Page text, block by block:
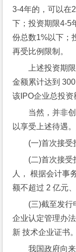
3-4年的，可以在
下；投资期限4-5
份总数1%以下；
再受比例限制。
上述投资期
金额累计达到
该IPO企业总投资
当然，并非
以享受上述待遇
(一)首次接受
(二)首次接受
人， 根据会计事
额不超过 2 亿元
(三)截至发行
企业认定管理办
新 技术企业证书。
我国政府向